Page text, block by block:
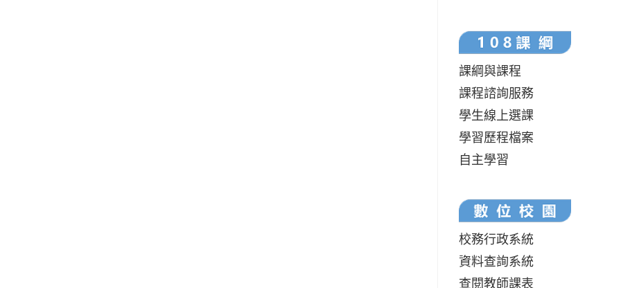
課綱與課程
課程諮詢服務
學生線上選課
學習歷程檔案
自主學習
校務行政系統
資料查詢系統
查閱教師課表